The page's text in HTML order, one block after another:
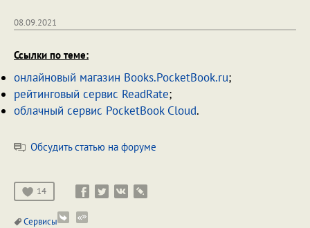
08.09.2021
Ссылки по теме:
онлайновый магазин Books.PocketBook.ru;
рейтинговый сервис ReadRate;
облачный сервис PocketBook Cloud.
Обсудить статью на форуме
14
Сервисы